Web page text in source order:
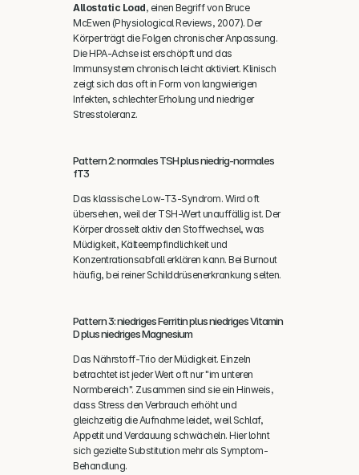
Allostatic Load, einen Begriff von Bruce
McEwen (Physiological Reviews, 2007). Der
Körper trägt die Folgen chronischer Anpassung.
Die HPA-Achse ist erschöpft und das
Immunsystem chronisch leicht aktiviert. Klinisch
zeigt sich das oft in Form von langwierigen
Infekten, schlechter Erholung und niedriger
Stresstoleranz.
Pattern 2: normales TSH plus niedrig-normales
fT3
Das klassische Low-T3-Syndrom. Wird oft
übersehen, weil der TSH-Wert unauffällig ist. Der
Körper drosselt aktiv den Stoffwechsel, was
Müdigkeit, Kälteempfindlichkeit und
Konzentrationsabfall erklären kann. Bei Burnout
häufig, bei reiner Schilddrüsenerkrankung selten.
Pattern 3: niedriges Ferritin plus niedriges Vitamin
D plus niedriges Magnesium
Das Nährstoff-Trio der Müdigkeit. Einzeln
betrachtet ist jeder Wert oft nur "im unteren
Normbereich". Zusammen sind sie ein Hinweis,
dass Stress den Verbrauch erhöht und
gleichzeitig die Aufnahme leidet, weil Schlaf,
Appetit und Verdauung schwächeln. Hier lohnt
sich gezielte Substitution mehr als Symptom-
Behandlung.